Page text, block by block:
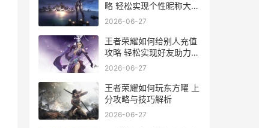
略 轻松实现个性昵称大变
身
2026-06-27
王者荣耀如何给别人充值
攻略 轻松实现好友助力
共享游戏乐趣
2026-06-27
王者荣耀如何玩东方曜 上
分攻略与技巧解析
2026-06-27